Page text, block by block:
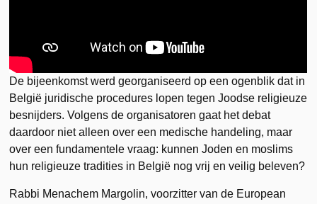
De bijeenkomst werd georganiseerd op een ogenblik dat in
België juridische procedures lopen tegen Joodse religieuze
besnijders. Volgens de organisatoren gaat het debat
daardoor niet alleen over een medische handeling, maar
over een fundamentele vraag: kunnen Joden en moslims
hun religieuze tradities in België nog vrij en veilig beleven?
Rabbi Menachem Margolin, voorzitter van de European